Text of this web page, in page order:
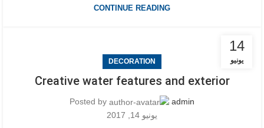
CONTINUE READING
14
يونيو DECORATION
Creative water features and exterior
Posted by
admin
يونيو 14, 2017